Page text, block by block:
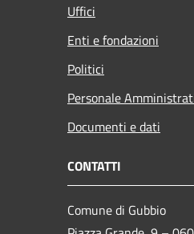
Uffici
Enti e fondazioni
Politici
Personale
Documenti e dati
CONTATTI
Comune di Gubbio